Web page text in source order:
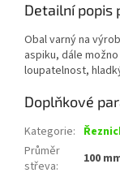
Detailní popis
Obal varný na
aspiku, dále
loupatelnost,
Doplňkové
Kategorie:
Průměr
střeva:
100